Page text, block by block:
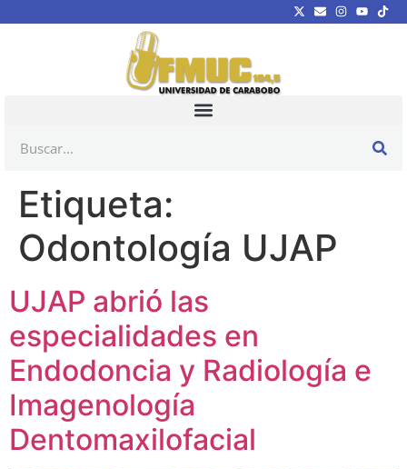
Etiqueta:
Odontología UJAP
UJAP abrió las
especialidades en
Endodoncia y Radiología e
Imagenología
Dentomaxilofacial